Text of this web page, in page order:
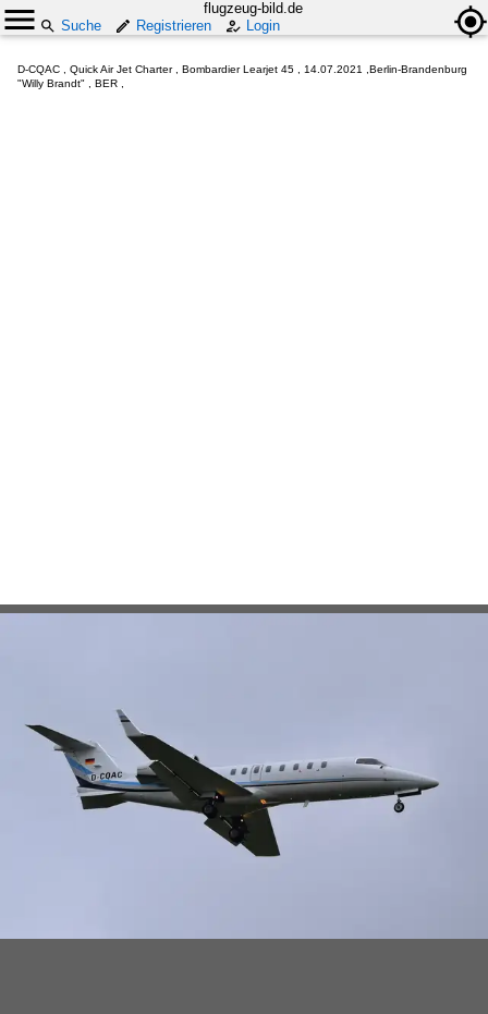
flugzeug-bild.de
Suche
Registrieren Login
D-CQAC , Quick Air Jet Charter , Bombardier Learjet 45 , 14.07.2021 ,Berlin-Brandenburg
"Willy Brandt" , BER ,